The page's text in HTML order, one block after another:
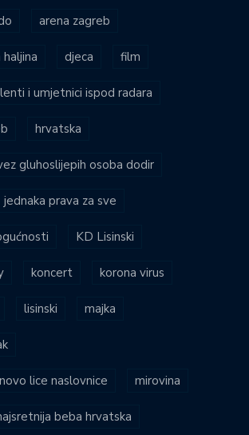
arena zagreb
djeca film
i umjetnici ispod radara
hrvatska
gluhoslijepih osoba dodir
jednaka prava za sve
KD Lisinski
koncert korona virus
lisinski majka
lice naslovnice mirovina
beba hrvatska